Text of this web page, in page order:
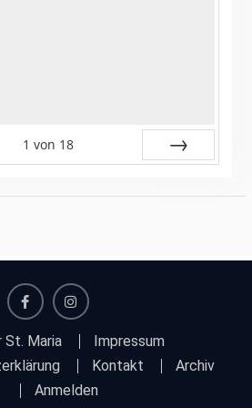
1 von 18
facebookinstagram
St. Maria
Impressum
Kontakt
Archiv
Anmelden